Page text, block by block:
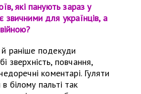
які панують зараз у
звичними для українців, а
й раніше подекуди
зверхність, повчання,
коментарі. Гуляти
в білому пальті так